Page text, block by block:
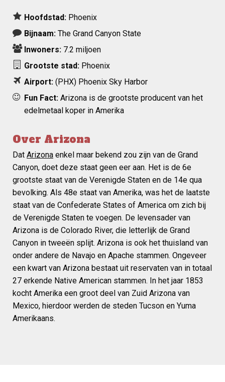
Hoofdstad: Phoenix
Bijnaam: The Grand Canyon State
Inwoners: 7.2 miljoen
Grootste stad: Phoenix
Airport: (PHX) Phoenix Sky Harbor
Fun Fact: Arizona is de grootste producent van het
edelmetaal koper in Amerika
Over Arizona
DatArizona enkel maar bekend zou zijn van de Grand
Canyon, doet deze staat geen eer aan. Het is de 6e
grootste staat van de Verenigde Staten en de 14e qua
bevolking. Als 48e staat van Amerika, was het de laatste
staat van de Confederate States of America om zich bij
de Verenigde Staten te voegen. De levensader van
Arizona is de Colorado River, die letterlijk de Grand
Canyon in tweeën splijt. Arizona is ook het thuisland van
onder andere de Navajo en Apache stammen. Ongeveer
een kwart van Arizona bestaat uit reservaten van in totaal
27 erkende Native American stammen. In het jaar 1853
kocht Amerika een groot deel van Zuid Arizona van
Mexico, hierdoor werden de steden Tucson en Yuma
Amerikaans.